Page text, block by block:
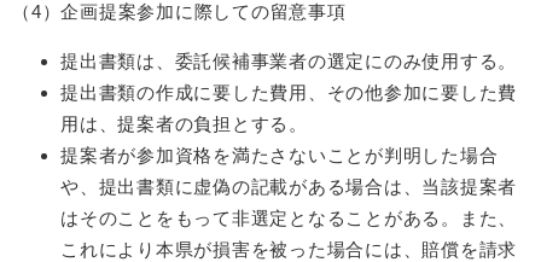
（4）企画提案参加に際しての留意事項
提出書類は、委託候補事業者の選定にのみ使用する。
提出書類の作成に要した費用、その他参加に要した費
用は、提案者の負担とする。
提案者が参加資格を満たさないことが判明した場合
や、提出書類に虚偽の記載がある場合は、当該提案者
はそのことをもって非選定となることがある。また、
これにより本県が損害を被った場合には、賠償を請求